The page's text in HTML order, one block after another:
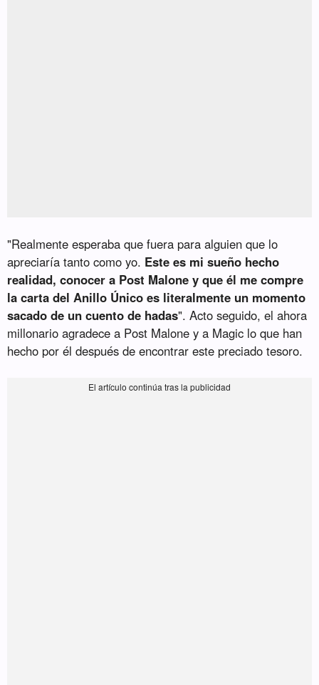
"Realmente esperaba que fuera para alguien que lo
apreciaría tanto como yo. Este es mi sueño hecho
realidad, conocer a Post Malone y que él me compre
la carta del Anillo Único es literalmente un momento
sacado de un cuento de hadas". Acto seguido, el ahora
millonario agradece a Post Malone y a Magic lo que han
hecho por él después de encontrar este preciado tesoro.